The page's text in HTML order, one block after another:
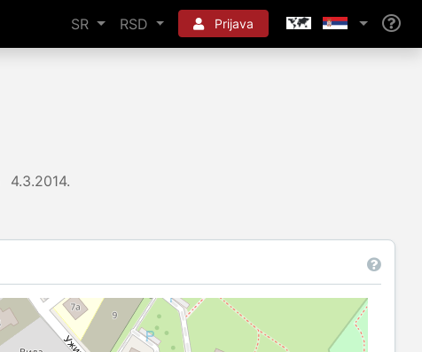
SR RSD Prijava
4.3.2014.